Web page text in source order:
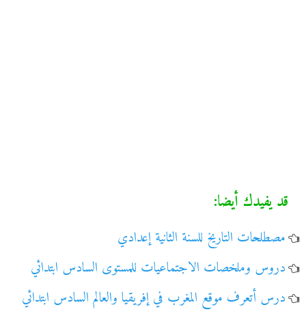
قد يفيدك أيضا:
مصطلحات التاريخ للسنة الثانية إعدادي
دروس وملخصات الاجتماعيات للمستوى السادس ابتدائي
درس أتعرف موقع المغرب في إفريقيا والعالم السادس ابتدائي